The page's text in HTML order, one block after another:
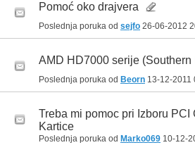
Pomoć oko drajvera
Poslednja poruka od sejfo 26-06-2012
AMD HD7000 serije (Southern
Poslednja poruka od Beorn 13-12-2011
Treba mi pomoc pri Izboru PCI
Kartice
Poslednja poruka od Marko069 10-12-